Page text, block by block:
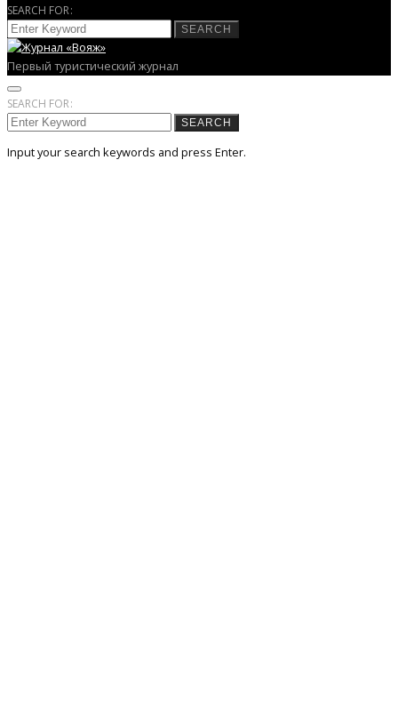
SEARCH FOR:
SEARCH
Первый туристический журнал
SEARCH FOR:
SEARCH
Input your search keywords and press Enter.